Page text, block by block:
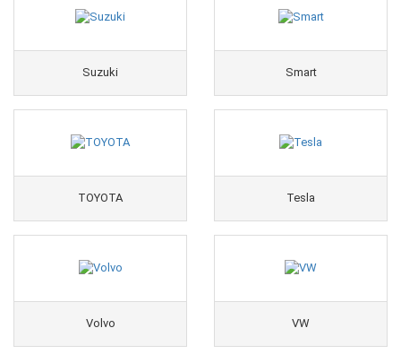
Suzuki Smart
TOYOTA Tesla
Volvo VW